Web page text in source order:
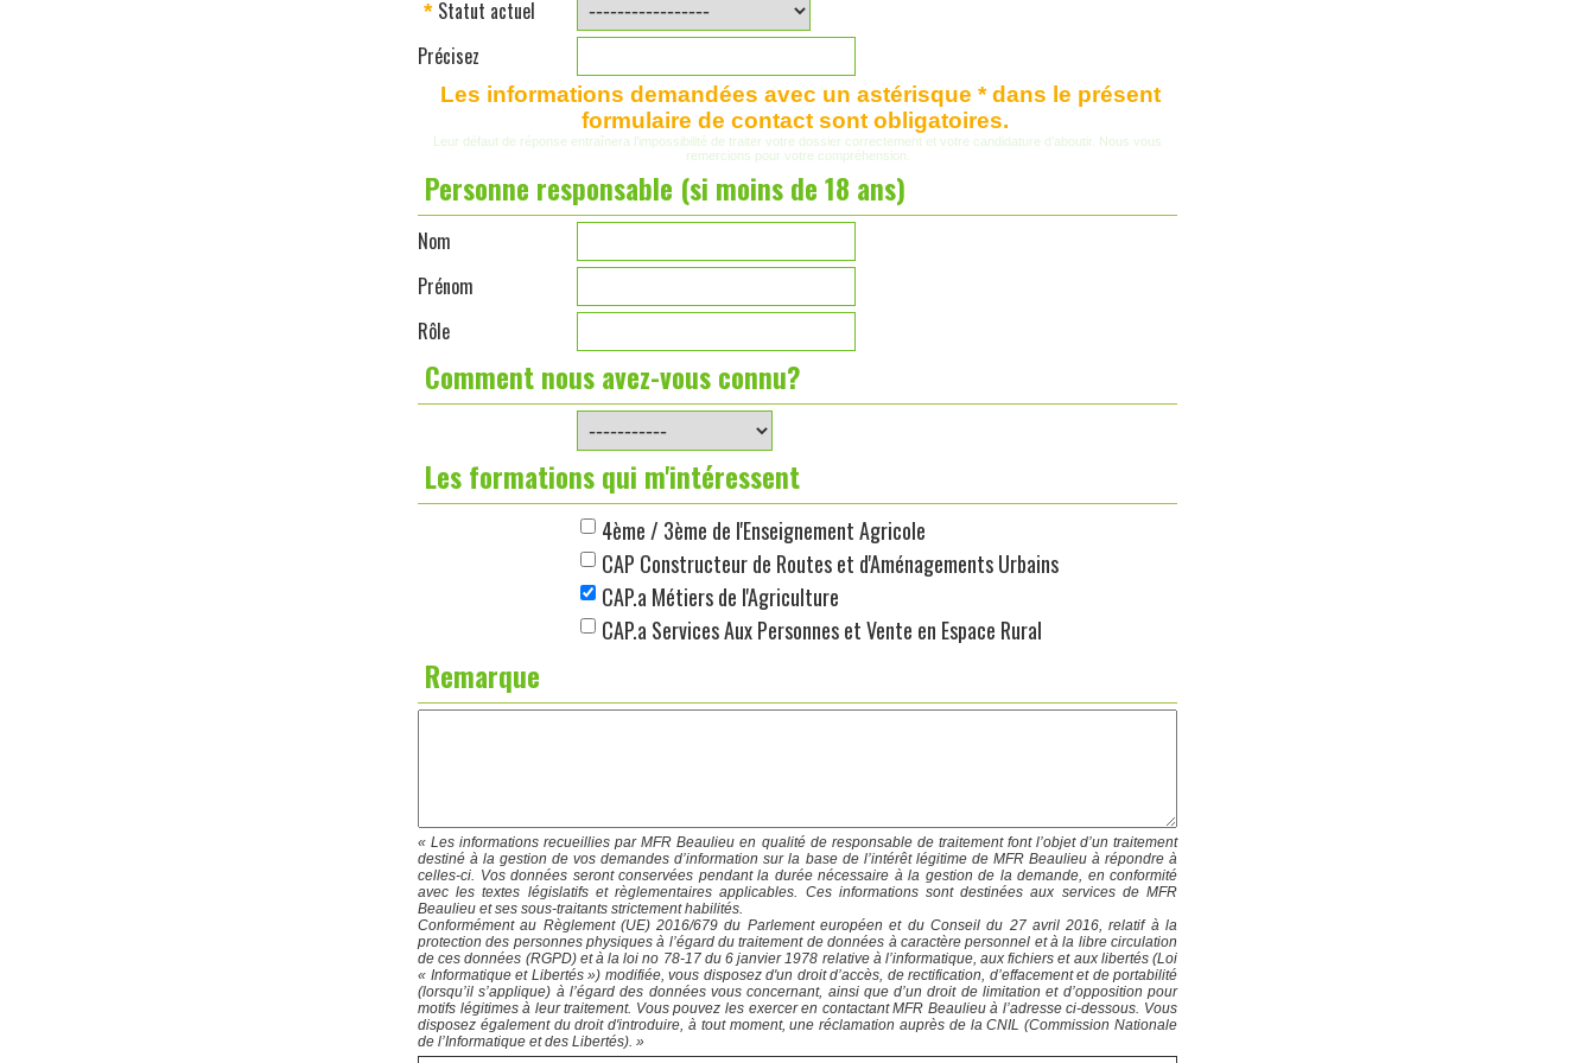
* Statut actuel
Précisez
Les informations demandées avec un astérisque * dans le présent
formulaire de contact sont obligatoires.
Leur défaut de réponse entraînera l’impossibilité de traiter votre dossier correctement et votre candidature d’aboutir. Nous vous
remercions pour votre compréhension.
Personne responsable (si moins de 18 ans)
Nom
Prénom
Rôle
Comment nous avez-vous connu?
Les formations qui m'intéressent
4ème / 3ème de l'Enseignement Agricole
CAP Constructeur de Routes et d'Aménagements Urbains
CAP.a Métiers de l'Agriculture
CAP.a Services Aux Personnes et Vente en Espace Rural
Remarque
« Les informations recueillies par MFR Beaulieu en qualité de responsable de traitement font l’objet d’un traitement
destiné à la gestion de vos demandes d’information sur la base de l’intérêt légitime de MFR Beaulieu à répondre à
celles-ci. Vos données seront conservées pendant la durée nécessaire à la gestion de la demande, en conformité
avec les textes législatifs et règlementaires applicables. Ces informations sont destinées aux services de MFR
Beaulieu et ses sous-traitants strictement habilités.
Conformément au Règlement (UE) 2016/679 du Parlement européen et du Conseil du 27 avril 2016, relatif à la
protection des personnes physiques à l’égard du traitement de données à caractère personnel et à la libre circulation
de ces données (RGPD) et à la loi no 78-17 du 6 janvier 1978 relative à l’informatique, aux fichiers et aux libertés (Loi
« Informatique et Libertés ») modifiée, vous disposez d'un droit d’accès, de rectification, d’effacement et de portabilité
(lorsqu’il s’applique) à l’égard des données vous concernant, ainsi que d’un droit de limitation et d’opposition pour
motifs légitimes à leur traitement. Vous pouvez les exercer en contactant MFR Beaulieu à l’adresse ci-dessous. Vous
disposez également du droit d'introduire, à tout moment, une réclamation auprès de la CNIL (Commission Nationale
de l’Informatique et des Libertés). »